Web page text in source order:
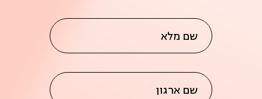
שם מלא
שם ארגון